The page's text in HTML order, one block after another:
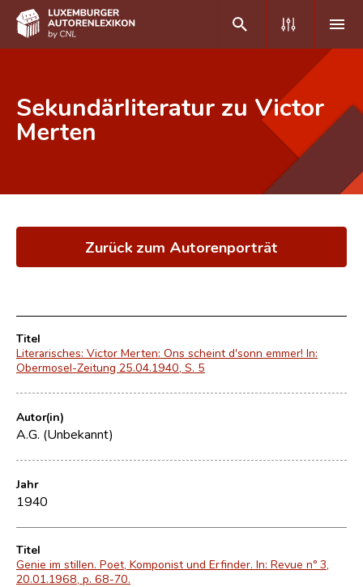
DE FR
Häufige Fragen und Antworten
Forschungsgruppe
Kontakt
Sekundärliteratur zu Victor
Merten
Zurück zum Autorenporträt
Titel
Literarisches: Victor Merten: Ons scheint d'sonn emmer! In:
Obermosel-Zeitung 25.04.1940, S. 5
Autor(in)
A.G. (Unbekannt)
Jahr
1940
Titel
Genie im stillen. Poet, Komponist und Erfinder. In: Revue nº 3,
20.01.1968, p. 68-70.